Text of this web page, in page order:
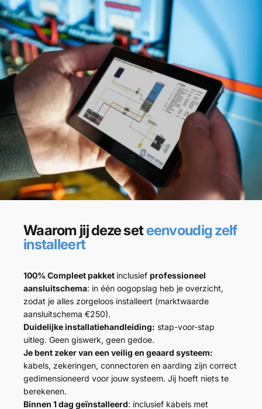
Waarom jij deze seteenvoudig zelf
installeert
100% Compleet pakket inclusief professioneel
aansluitschema: in één oogopslag heb je overzicht,
zodat je alles zorgeloos installeert (marktwaarde
aansluitschema €250).
Duidelijke installatiehandleiding: stap-voor-stap
uitleg. Geen giswerk, geen gedoe.
Je bent zeker van een veilig en geaard systeem:
kabels, zekeringen, connectoren en aarding zijn correct
gedimensioneerd voor jouw systeem. Jij hoeft niets te
berekenen.
Binnen 1 dag geïnstalleerd: inclusief kabels met